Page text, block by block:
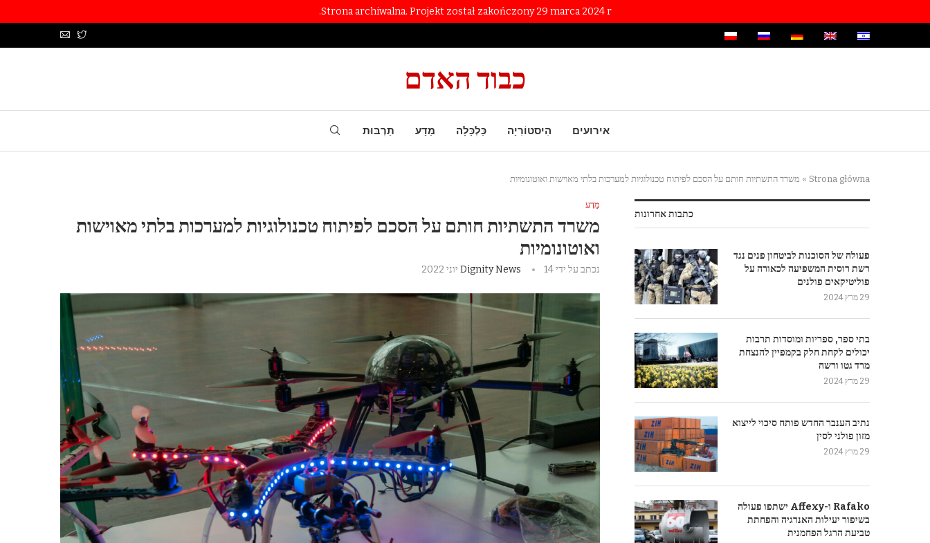
Strona archiwalna. Projekt został zakończony 29 marca 2024 r.
כבוד האדם
אירועים הִיסטוֹרִיָה כַּלְכָּלָה מַדָע תַרְבּוּת
Strona główna
» משרד התשתיות חותם על הסכם לפיתוח טכנולוגיות למערכות בלתי מאוישות ואוטונומיות
מַדָע
משרד התשתיות חותם על הסכם לפיתוח טכנולוגיות למערכות בלתי מאוישות
ואוטונומיות
נכתב על ידי Dignity News 14 יוני 2022
כתבות אחרונות
פעולה של הסוכנות לביטחון פנים נגד
רשת רוסית המשפיעה לכאורה על
פוליטיקאים פולנים
29 מרץ 2024
בתי ספר, ספריות ומוסדות תרבות
יכולים לקחת חלק בקמפיין להנצחת
מרד גטו ורשה
29 מרץ 2024
נתיב הענבר החדש פותח סיכוי לייצוא
מזון פולני לסין
29 מרץ 2024
Rafako ו-Affexy ישתפו פעולה
בשיפור יעילות האנרגיה והפחתת
טביעת הרגל הפחמנית